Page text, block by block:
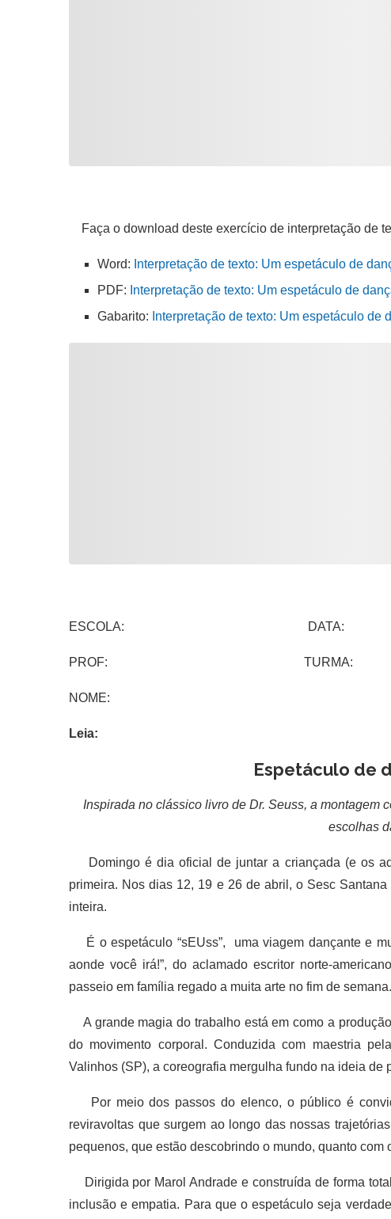
Faça o download deste exercício de interpretação de
Word: Interpretação de texto: Um espetáculo de
PDF: Interpretação de texto: Um espetáculo de
Gabarito: Interpretação de texto: Um espetáculo de
ESCOLA: DATA:
PROF: TURMA:
NOME:
Leia:
Espetáculo de
Inspirada no clássico livro de Dr. Seuss, a montagem
escolhas
Domingo é dia oficial de juntar a criançada (e os
primeira. Nos dias 12, 19 e 26 de abril, o Sesc
inteira.
É o espetáculo “sEUss”, uma viagem dançante e
aonde você irá!”, do aclamado escritor norte-
passeio em família regado a muita arte no fim de semana.
A grande magia do trabalho está em como a
do movimento corporal. Conduzida com maestria
Valinhos (SP), a coreografia mergulha fundo na ideia de
Por meio dos passos do elenco, o público é
reviravoltas que surgem ao longo das nossas
pequenos, que estão descobrindo o mundo, quanto com
Dirigida por Marol Andrade e construída de forma
inclusão e empatia. Para que o espetáculo seja